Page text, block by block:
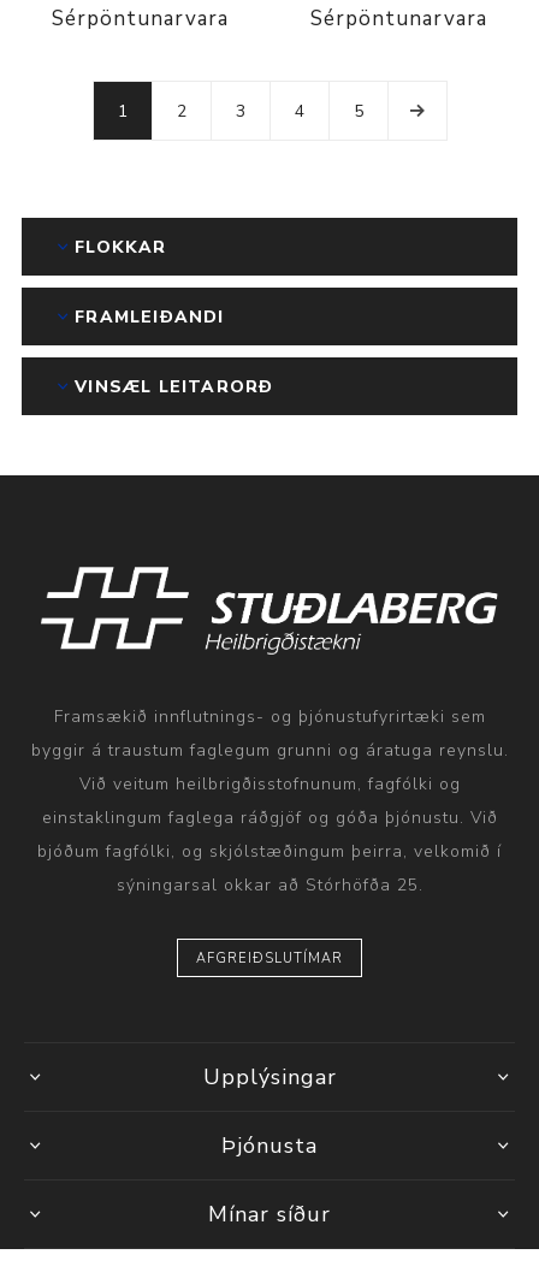
Sérpöntunarvara Sérpöntunarvara
1 2 3 4 5
FLOKKAR
FRAMLEIÐANDI
VINSÆL LEITARORÐ
Framsækið innflutnings- og þjónustufyrirtæki sem
byggir á traustum faglegum grunni og áratuga reynslu.
Við veitum heilbrigðisstofnunum, fagfólki og
einstaklingum faglega ráðgjöf og góða þjónustu. Við
bjóðum fagfólki, og skjólstæðingum þeirra, velkomið í
sýningarsal okkar að Stórhöfða 25.
AFGREIÐSLUTÍMAR
Upplýsingar
Þjónusta
Mínar síður